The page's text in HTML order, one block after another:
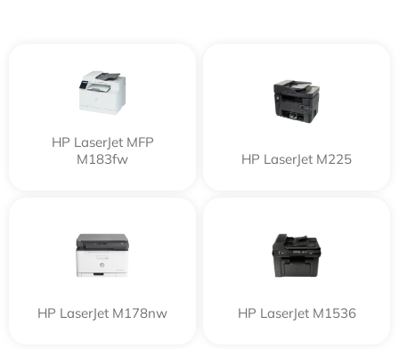
HP LaserJet MFP
M183fw
HP LaserJet M225
HP LaserJet M178nw HP LaserJet M1536